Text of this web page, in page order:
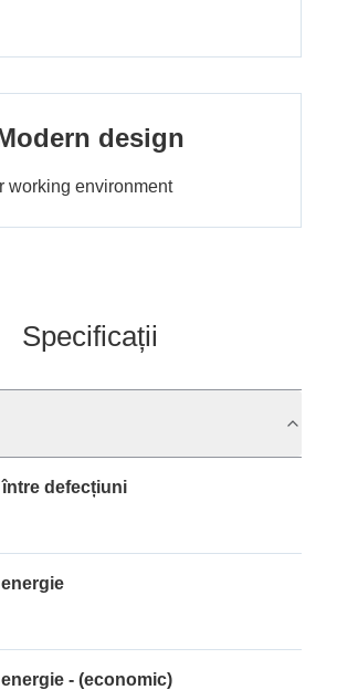
design
working environment
Specificații
defecțiuni
- (economic)